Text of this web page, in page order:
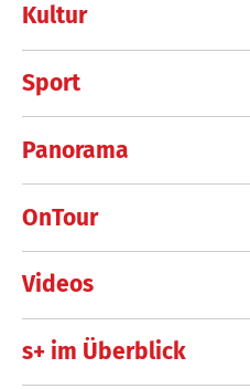
Kultur
Sport
Panorama
OnTour
Videos
s+ im Überblick